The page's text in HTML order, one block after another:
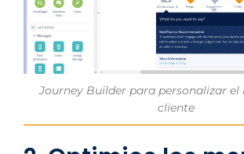
Journey Builder para personalizar el
cliente